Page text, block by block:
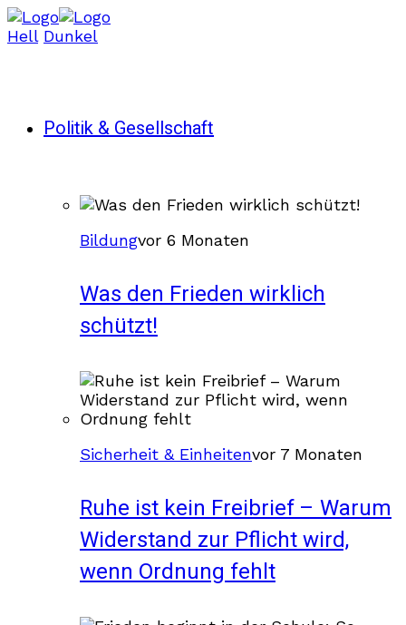
Hell Dunkel
Politik & Gesellschaft
Bildungvor 6 Monaten
Was den Frieden wirklich
schützt!
Sicherheit & Einheitenvor 7 Monaten
Ruhe ist kein Freibrief – Warum
Widerstand zur Pflicht wird,
wenn Ordnung fehlt